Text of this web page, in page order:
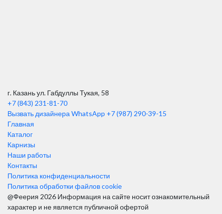
г. Казань ул. Габдуллы Тукая, 58
+7 (843) 231-81-70
Вызвать дизайнера WhatsApp +7 (987) 290-39-15
Главная
Каталог
Карнизы
Наши работы
Контакты
Политика конфиденциальности
Политика обработки файлов cookie
@Феерия 2026 Информация на сайте носит ознакомительный
характер и не является публичной офертой